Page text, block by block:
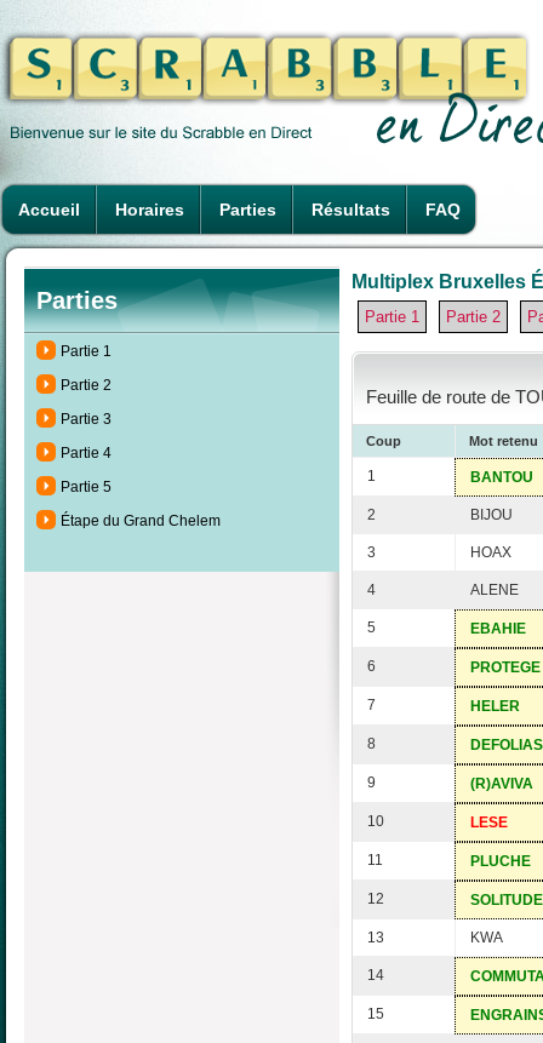
Accueil Horaires Parties Résultats FAQ
Parties
Partie 1
Partie 2
Partie 3
Partie 4
Partie 5
Étape du Grand Chelem
Multiplex Bruxelles
Partie 1 Partie 2
Feuille de route de
Coup Mot retenu
1 BANTOU
2 BIJOU
3 HOAX
4 ALENE
5 EBAHIE
6 PROTEGE
7 HELER
8 DEFOLIAS
9 (R)AVIVA
10 LESE
11 PLUCHE
12 SOLITUDE
13 KWA
14
15